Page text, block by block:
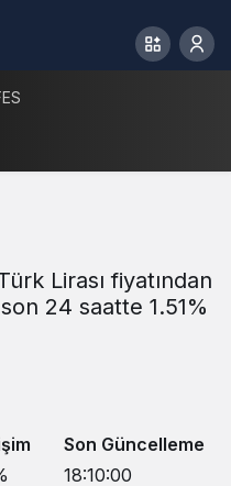
Lirası fiyatından
24 saatte 1.51%
Son Güncelleme
18:10:00